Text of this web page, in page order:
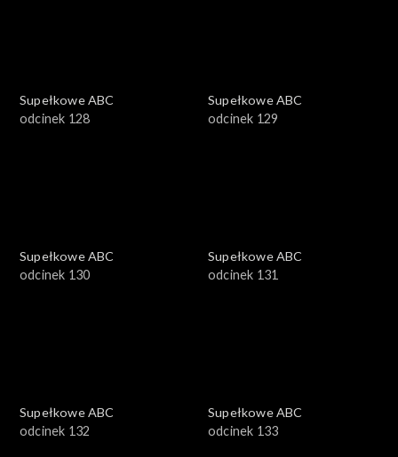
Supełkowe ABC
odcinek 128
Supełkowe ABC
odcinek 129
Supełkowe ABC
odcinek 130
Supełkowe ABC
odcinek 131
Supełkowe ABC
odcinek 132
Supełkowe ABC
odcinek 133